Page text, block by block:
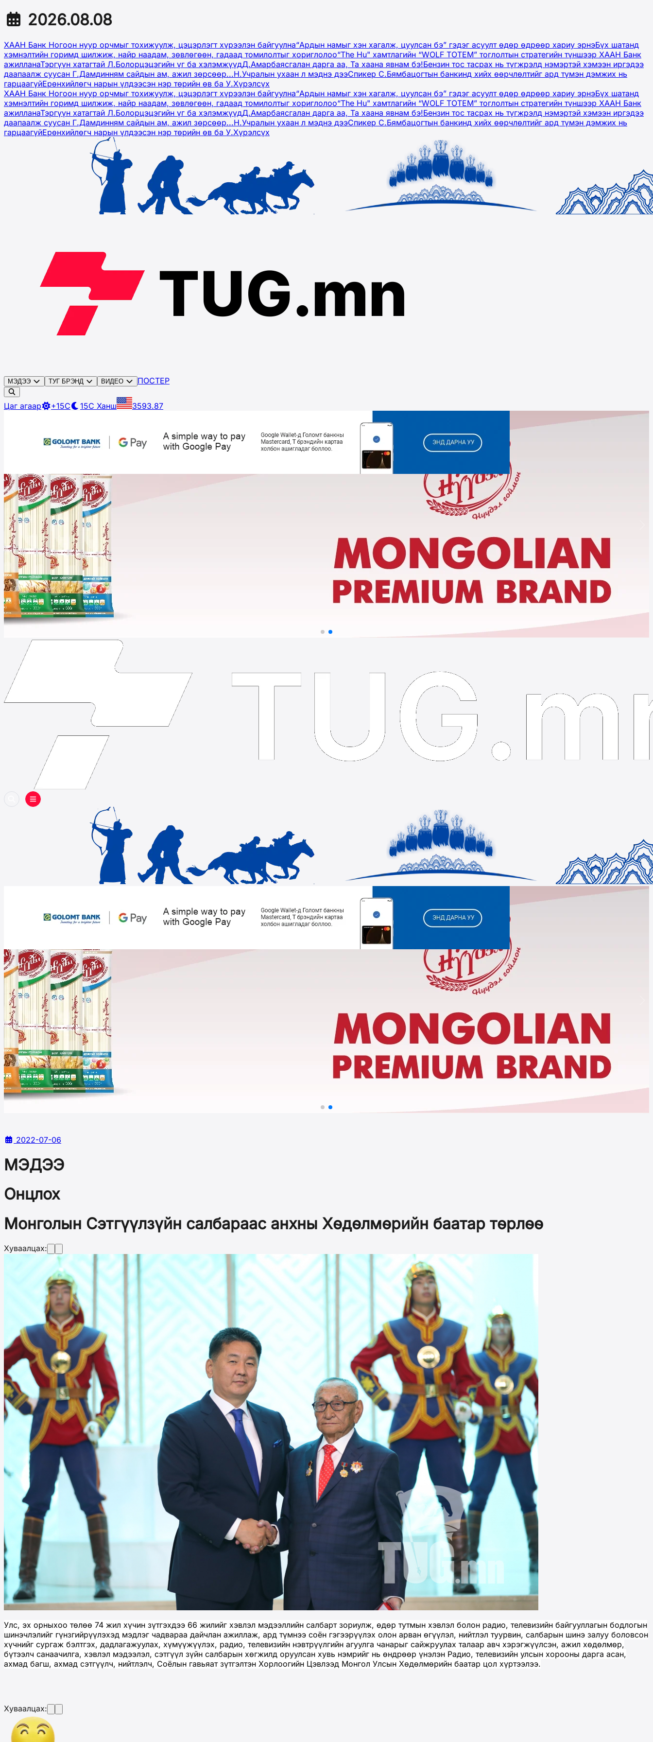
2026.08.08
ХААН Банк Ногоон нуур орчмыг тохижуулж, цэцэрлэгт хүрээлэн байгуулна“Ардын намыг хэн хагалж, цуулсан бэ” гэдэг асуулт өдөр өдрөөр хариу эрнэБүх шатанд
хэмнэлтийн горимд шилжиж, найр наадам, зөвлөгөөн, гадаад томилолтыг хориглолоо“The Hu" хамтлагийн “WOLF TOTEM” тоглолтын стратегийн түншээр ХААН Банк
ажилланаТэргүүн хатагтай Л.Болорцэцэгийн үг ба хэлэмжүүдД.Амарбаясгалан дарга аа, Та хаана явнам бэ!Бензин тос тасрах нь түгжрэлд нэмэртэй хэмээн иргэдээ
даапаалж суусан Г.Дамдинням сайдын ам, ажил зөрсөөр...Н.Учралын ухаан л мэднэ дээСпикер С.Бямбацогтын банкинд хийх өөрчлөлтийг ард түмэн дэмжих нь
гарцаагүйЕрөнхийлөгч нарын үлдээсэн нэр төрийн өв ба У.Хүрэлсүх
ХААН Банк Ногоон нуур орчмыг тохижуулж, цэцэрлэгт хүрээлэн байгуулна“Ардын намыг хэн хагалж, цуулсан бэ” гэдэг асуулт өдөр өдрөөр хариу эрнэБүх шатанд
хэмнэлтийн горимд шилжиж, найр наадам, зөвлөгөөн, гадаад томилолтыг хориглолоо“The Hu" хамтлагийн “WOLF TOTEM” тоглолтын стратегийн түншээр ХААН Банк
ажилланаТэргүүн хатагтай Л.Болорцэцэгийн үг ба хэлэмжүүдД.Амарбаясгалан дарга аа, Та хаана явнам бэ!Бензин тос тасрах нь түгжрэлд нэмэртэй хэмээн иргэдээ
даапаалж суусан Г.Дамдинням сайдын ам, ажил зөрсөөр...Н.Учралын ухаан л мэднэ дээСпикер С.Бямбацогтын банкинд хийх өөрчлөлтийг ард түмэн дэмжих нь
гарцаагүйЕрөнхийлөгч нарын үлдээсэн нэр төрийн өв ба У.Хүрэлсүх
МЭДЭЭ ТУГ БРЭНД ВИДЕО ПОСТЕР
Цаг агаар +15C 15C Ханш 3593.87
2022-07-06
МЭДЭЭ
Онцлох
Монголын Сэтгүүлзүйн салбараас анхны Хөдөлмөрийн баатар төрлөө
Хуваалцах:
Улс, эх орныхоо төлөө 74 жил хүчин зүтгэхдээ 66 жилийг хэвлэл мэдээллийн салбарт зориулж, өдөр тутмын хэвлэл болон радио, телевизийн байгууллагын бодлогын
шинэчлэлийг гүнзгийрүүлэхэд мэдлэг чадвараа дайчлан ажиллаж, ард түмнээ соён гэгээрүүлэх олон арван өгүүлэл, нийтлэл туурвин, салбарын шинэ залуу боловсон
хүчнийг сургаж бэлтгэх, дадлагажуулах, хүмүүжүүлэх, радио, телевизийн нэвтрүүлгийн агуулга чанарыг сайжруулах талаар авч хэрэгжүүлсэн, ажил хөдөлмөр,
бүтээлч санаачилга, хэвлэл мэдээлэл, сэтгүүл зүйн салбарын хөгжилд оруулсан хувь нэмрийг нь өндрөөр үнэлэн Радио, телевизийн улсын хорооны дарга асан,
ахмад багш, ахмад сэтгүүлч, нийтлэлч, Соёлын гавьяат зүтгэлтэн Хорлоогийн Цэвлээд Монгол Улсын Хөдөлмөрийн баатар цол хүртээлээ.
Хуваалцах: